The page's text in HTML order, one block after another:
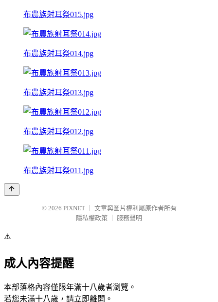
布農族射耳祭015.jpg
布農族射耳祭014.jpg
布農族射耳祭013.jpg
布農族射耳祭012.jpg
布農族射耳祭011.jpg
© 2026 PIXNET
文章與圖片權利屬原作者所有
隱私權政策
服務聲明
⚠️
成人內容提醒
本部落格內容僅限年滿十八歲者瀏覽。
若您未滿十八歲，請立即離開。